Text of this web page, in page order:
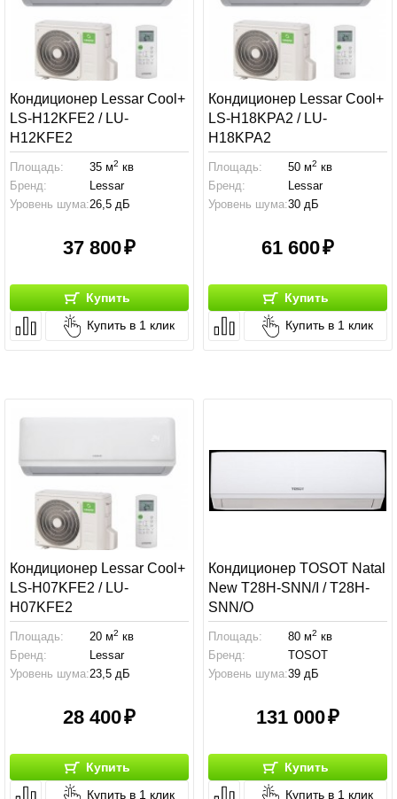
Кондиционер Lessar Cool+
LS-H12KFE2 / LU-
H12KFE2
Площадь: 35 м2 кв
Бренд:
Lessar
Уровень шума:26,5 дБ
37 800
Купить
Купить в 1 клик
Кондиционер Lessar Cool+
LS-H18KPA2 / LU-
H18KPA2
Площадь: 50 м2 кв
Бренд:
Lessar
Уровень шума:30 дБ
61 600
Купить
Купить в 1 клик
Кондиционер Lessar Cool+
LS-H07KFE2 / LU-
H07KFE2
Площадь: 20 м2 кв
Бренд:
Lessar
Уровень шума:23,5 дБ
28 400
Купить
Купить в 1 клик
Кондиционер TOSOT Natal
New T28H-SNN/I / T28H-
SNN/O
Площадь: 80 м2 кв
Бренд:
TOSOT
Уровень шума:39 дБ
131 000
Купить
Купить в 1 клик